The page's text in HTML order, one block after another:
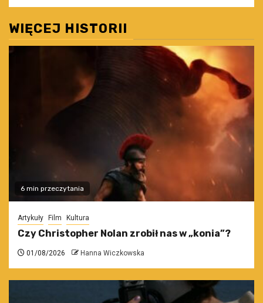
WIĘCEJ HISTORII
6 min przeczytania
Artykuły Film Kultura
Czy Christopher Nolan zrobił nas w „konia”?
01/08/2026 Hanna Wiczkowska